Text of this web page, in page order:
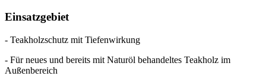
Einsatzgebiet
- Teakholzschutz mit Tiefenwirkung
- Für neues und bereits mit Naturöl behandeltes Teakholz im
Außenbereich